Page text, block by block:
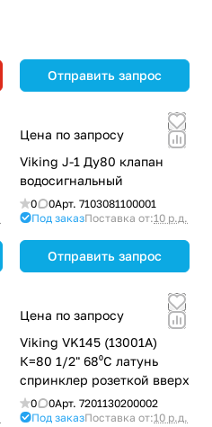
Отправить запрос
Цена по запросу
Viking J-1 Ду80 клапан
водосигнальный
0 0Арт. 7103081100001
Под заказПоставка от:10 р.д.
Отправить запрос
Цена по запросу
Viking VK145 (13001А)
К=80 1/2" 68⁰С латунь
спринклер розеткой вверх
0 0Арт. 7201130200002
Под заказПоставка от:10 р.д.